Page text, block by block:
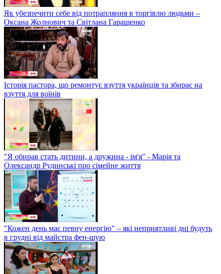
Як убезпечити себе від потрапляння в торгівлю людьми –
Оксана Жолнович та Світлана Гаращенко
Історія пастора, що ремонтує взуття українців та збирає на
взуття для воїнів
"Я обирав стать дитини, а дружина - ім'я" - Марія та
Олександр Рудинські про сімейне життя
"Кожен день має певну енергію" – які неприятливі дні будуть
в грудні від майстра фен-шую